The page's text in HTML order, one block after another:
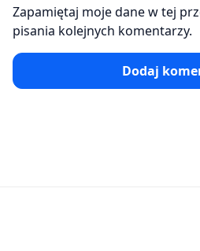
Zapamiętaj moje dane w tej
pisania kolejnych komentarzy.
Dodaj